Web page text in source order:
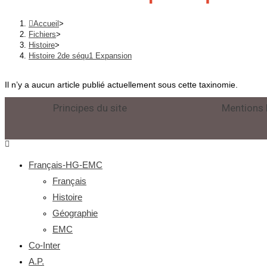
Accueil >
Fichiers>
Histoire>
Histoire 2de séqu1 Expansion
Il n’y a aucun article publié actuellement sous cette taxinomie.
Principes du site Mentions
Français-HG-EMC
Français
Histoire
Géographie
EMC
Co-Inter
A.P.